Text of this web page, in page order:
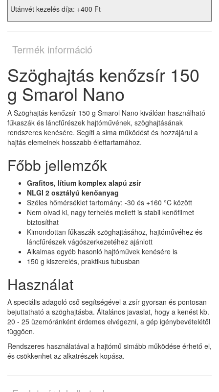
Utánvét kezelés díja: +400 Ft
Termék információ
Szöghajtás kenőzsír 150
g Smarol Nano
A Szöghajtás kenőzsír 150 g Smarol Nano kiválóan használható
fűkaszák és láncfűrészek hajtóművének, szöghajtásának
rendszeres kenésére. Segíti a sima működést és hozzájárul a
hajtás elemeinek hosszabb élettartamához.
Főbb jellemzők
Grafitos, lítium komplex alapú zsír
NLGI 2 osztályú kenőanyag
Széles hőmérséklet tartomány: -30 és +160 °C között
Nem olvad ki, nagy terhelés mellett is stabil kenőfilmet
biztosíthat
Kimondottan fűkaszák szöghajtásához, hajtóművéhez és
láncfűrészek vágószerkezetéhez ajánlott
Alkalmas egyéb hasonló hajtóművek kenésére is
150 g kiszerelés, praktikus tubusban
Használat
A speciális adagoló cső segítségével a zsír gyorsan és pontosan
bejuttatható a szöghajtásba. Általános javaslat, hogy a kenést kb.
20 - 25 üzemóránként érdemes elvégezni, a gép igénybevételétől
függően.
Rendszeres használatával a hajtómű simább működése érhető el,
és csökkenhet az alkatrészek kopása.